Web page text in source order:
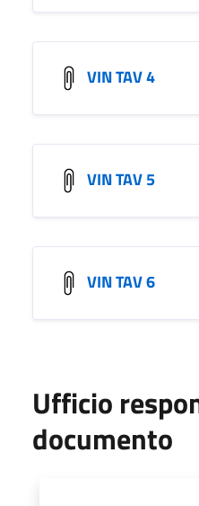
VIN TAV 4
VIN TAV 5
VIN TAV 6
Ufficio
documento